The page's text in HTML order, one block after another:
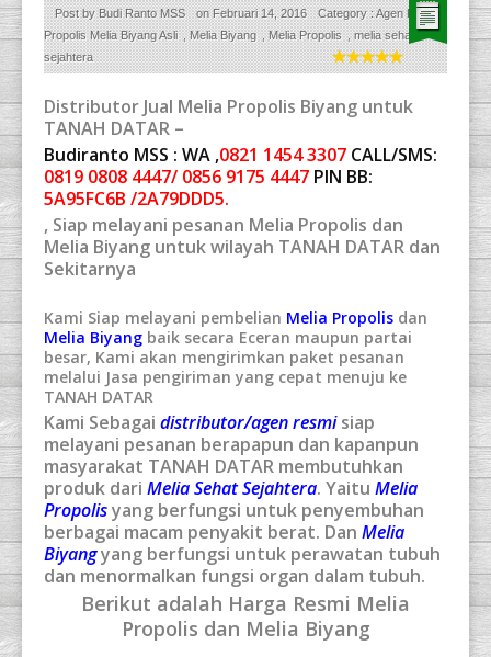
Post byBudi Ranto MSS onFebruari 14, 2016 Category :Agen Resmi
Propolis Melia Biyang Asli ,Melia Biyang ,Melia Propolis ,melia sehat
sejahtera
Distributor Jual Melia Propolis Biyang untuk
TANAH DATAR –
Budiranto MSS : WA ,0821 1454 3307 CALL/SMS:
0819 0808 4447/ 0856 9175 4447 PIN BB:
5A95FC6B /2A79DDD5.
, Siap melayani pesanan Melia Propolis dan
Melia Biyang untuk wilayah TANAH DATAR dan
Sekitarnya
Kami Siap melayani pembelian Melia Propolis dan
Melia Biyang baik secara Eceran maupun partai
besar, Kami akan mengirimkan paket pesanan
melalui Jasa pengiriman yang cepat menuju ke
TANAH DATAR
Kami Sebagai distributor/agen resmi siap
melayani pesanan berapapun dan kapanpun
masyarakat TANAH DATAR membutuhkan
produk dari Melia Sehat Sejahtera. Yaitu Melia
Propolisyang berfungsi untuk penyembuhan
berbagai macam penyakit berat. Dan Melia
Biyangyang berfungsi untuk perawatan tubuh
dan menormalkan fungsi organ dalam tubuh.
Berikut adalah Harga Resmi Melia
Propolis dan Melia Biyang